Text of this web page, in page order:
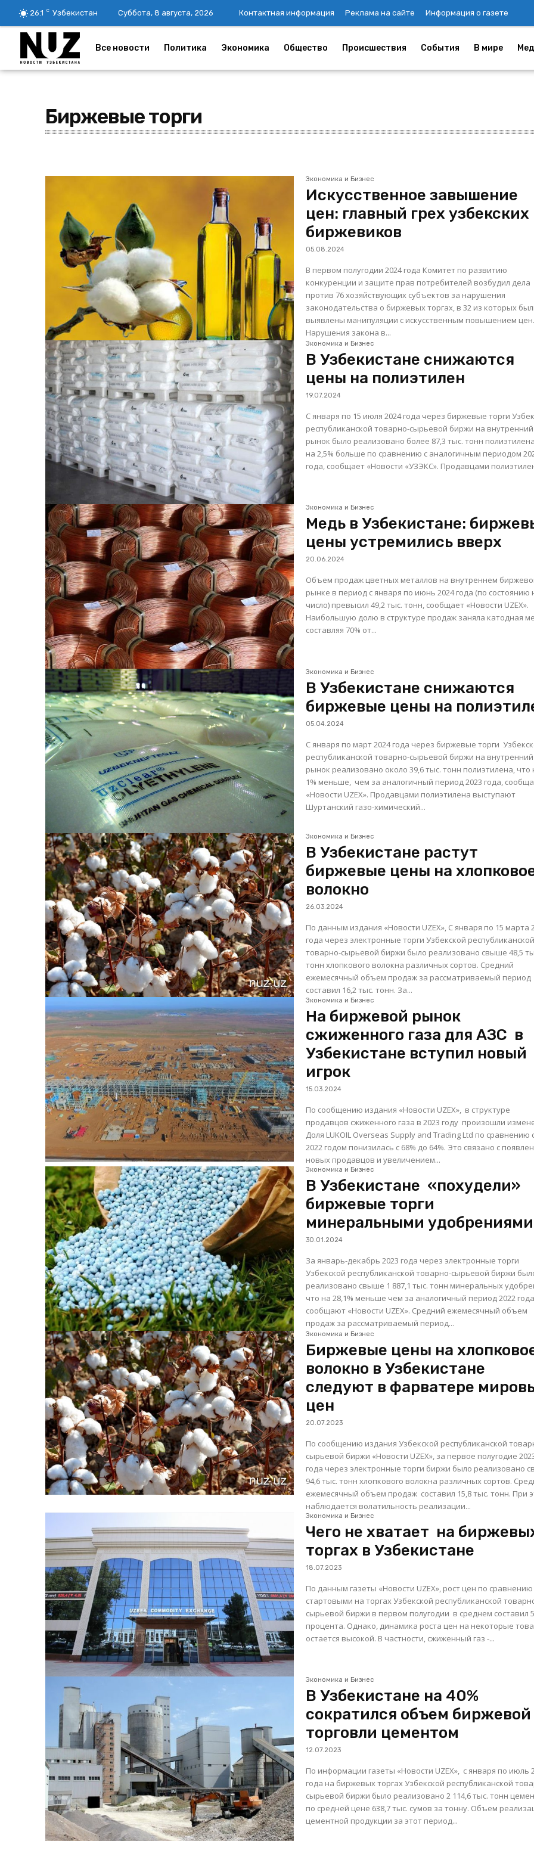
26.1 C Узбекистан Суббота, 8 августа, 2026 Контактная информация Реклама на сайте Информация о газете
Все новости Политика Экономика Общество Происшествия События В мире
Биржевые торги
Экономика и Бизнес
Искусственное завышение
цен: главный грех узбекских
биржевиков
05.08.2024
В первом полугодии 2024 года Комитет по развитию
конкуренции и защите прав потребителей возбудил дела
против 76 хозяйствующих субъектов за нарушения
законодательства о биржевых торгах, в 32 из которых
выявлены манипуляции с искусственным повышением цен.
Нарушения закона в...
Экономика и Бизнес
В Узбекистане снижаются
цены на полиэтилен
19.07.2024
С января по 15 июля 2024 года через биржевые торги
республиканской товарно-сырьевой биржи на внутренний
рынок было реализовано более 87,3 тыс. тонн
на 2,5% больше по сравнению с аналогичным периодом
года, сообщает «Новости «УЗЭКС». Продавцами
Экономика и Бизнес
Медь в Узбекистане:
цены устремились вверх
20.06.2024
Объем продаж цветных металлов на внутреннем
рынке в период с января по июнь 2024 года (по состоянию
число) превысил 49,2 тыс. тонн, сообщает «Новости UZEX».
Наибольшую долю в структуре продаж заняла катодная
составляя 70% от...
Экономика и Бизнес
В Узбекистане снижаются
биржевые цены на
05.04.2024
С января по март 2024 года через биржевые торги
республиканской товарно-сырьевой биржи на внутренний
рынок реализовано около 39,6 тыс. тонн полиэтилена, что
1% меньше, чем за аналогичный период 2023 года,
«Новости UZEX». Продавцами полиэтилена выступают
Шуртанский газо-химический...
Экономика и Бизнес
В Узбекистане растут
биржевые цены на
волокно
26.03.2024
По данным издания «Новости UZEX», С января по 15 марта
года через электронные торги Узбекской республиканской
товарно-сырьевой биржи было реализовано свыше 48,5
тонн хлопкового волокна различных сортов. Средний
ежемесячный объем продаж за рассматриваемый период
составил 16,2 тыс. тонн. За...
Экономика и Бизнес
На биржевой рынок
сжиженного газа для АЗС в
Узбекистане вступил новый
игрок
15.03.2024
По сообщению издания «Новости UZEX», в структуре
продавцов сжиженного газа в 2023 году произошли
Доля LUKOIL Overseas Supply and Trading Ltd по сравнению
2022 годом понизилась с 68% до 64%. Это связано с
новых продавцов и увеличением...
Экономика и Бизнес
В Узбекистане «похудели»
биржевые торги
минеральными удобрениями
30.01.2024
За январь-декабрь 2023 года через электронные торги
Узбекской республиканской товарно-сырьевой биржи
реализовано свыше 1 887,1 тыс. тонн минеральных
что на 28,1% меньше чем за аналогичный период 2022
сообщают «Новости UZEX». Средний ежемесячный объем
продаж за рассматриваемый период...
Экономика и Бизнес
Биржевые цены на
волокно в Узбекистане
следуют в фарватере
цен
20.07.2023
По сообщению издания Узбекской республиканской
сырьевой биржи «Новости UZEX», за первое полугодие
года через электронные торги биржи было реализовано
94,6 тыс. тонн хлопкового волокна различных сортов. Средний
ежемесячный объем продаж составил 15,8 тыс. тонн. При этом
наблюдается волатильность реализации...
Экономика и Бизнес
Чего не хватает на
торгах в Узбекистане
18.07.2023
По данным газеты «Новости UZEX», рост цен по сравнению
стартовыми на торгах Узбекской республиканской
сырьевой биржи в первом полугодии в среднем составил
процента. Однако, динамика роста цен на некоторые
остается высокой. В частности, сжиженный газ -...
Экономика и Бизнес
В Узбекистане на 40%
сократился объем биржевой
торговли цементом
12.07.2023
По информации газеты «Новости UZEX», с января по июль
года на биржевых торгах Узбекской республиканской
сырьевой биржи было реализовано 2 114,6 тыс. тонн
по средней цене 638,7 тыс. сумов за тонну. Объем реализации
цементной продукции за этот период...